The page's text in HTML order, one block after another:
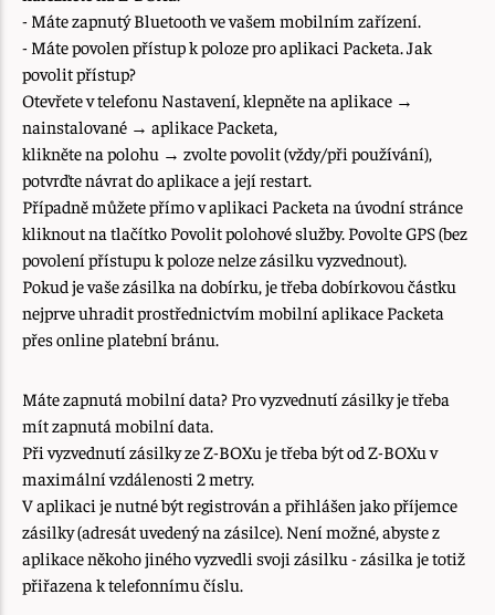
- Máte zapnutý Bluetooth ve vašem mobilním zařízení.
- Máte povolen přístup k poloze pro aplikaci Packeta. Jak
povolit přístup?
Otevřete v telefonu Nastavení, klepněte na aplikace →
nainstalované → aplikace Packeta,
klikněte na polohu → zvolte povolit (vždy/při používání),
potvrďte návrat do aplikace a její restart.
Případně můžete přímo v aplikaci Packeta na úvodní stránce
kliknout na tlačítko Povolit polohové služby. Povolte GPS (bez
povolení přístupu k poloze nelze zásilku vyzvednout).
Pokud je vaše zásilka na dobírku, je třeba dobírkovou částku
nejprve uhradit prostřednictvím mobilní aplikace Packeta
přes online platební bránu.
Máte zapnutá mobilní data? Pro vyzvednutí zásilky je třeba
mít zapnutá mobilní data.
Při vyzvednutí zásilky ze Z-BOXu je třeba být od Z-BOXu v
maximální vzdálenosti 2 metry.
V aplikaci je nutné být registrován a přihlášen jako příjemce
zásilky (adresát uvedený na zásilce). Není možné, abyste z
aplikace někoho jiného vyzvedli svoji zásilku - zásilka je totiž
přiřazena k telefonnímu číslu.